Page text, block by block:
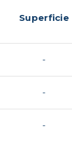
Superficie
-
-
-